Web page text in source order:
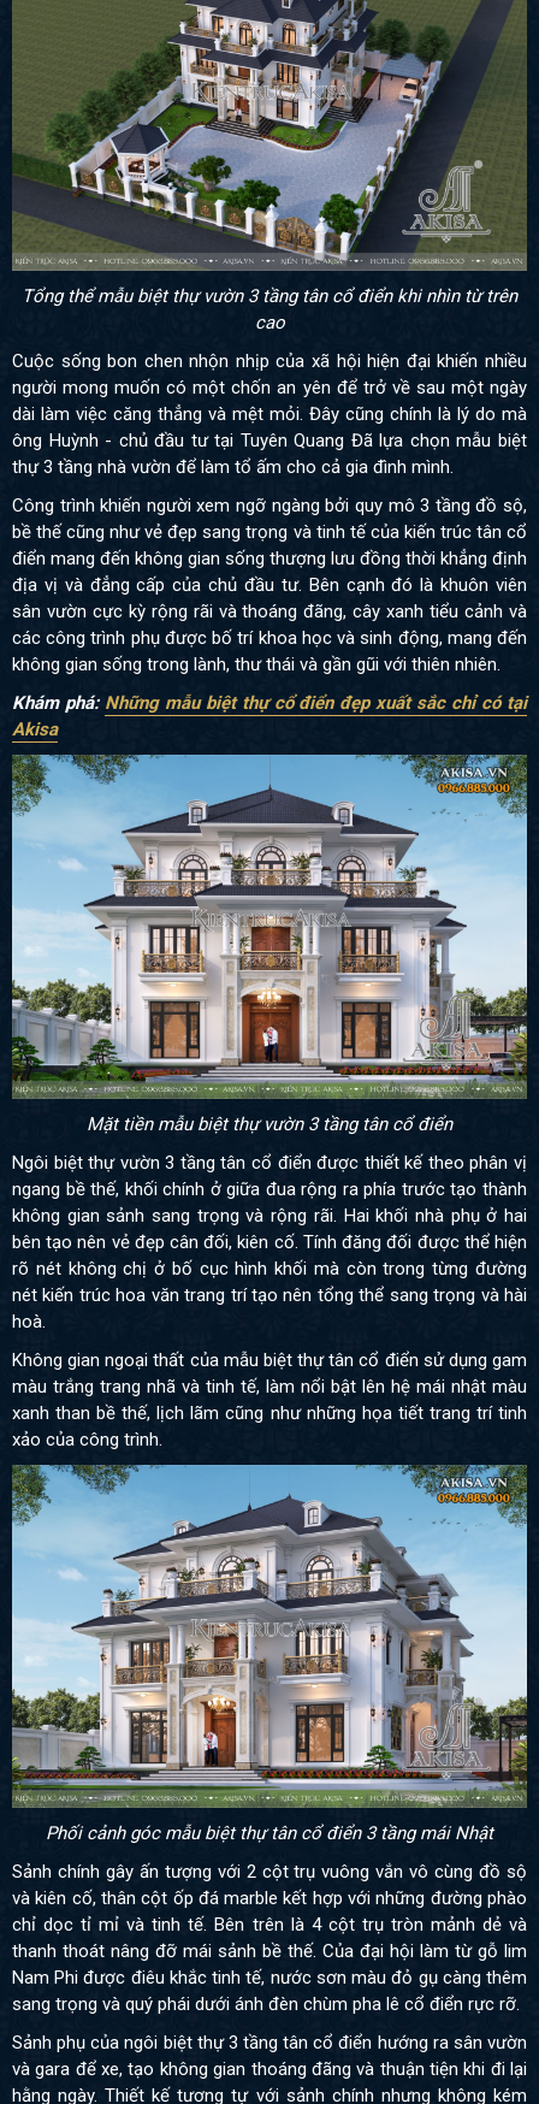
Tổng thể mẫu biệt thự vườn 3 tầng tân cổ điển khi nhìn từ trên
cao
Cuộc sống bon chen nhộn nhịp của xã hội hiện đại khiến nhiều
người mong muốn có một chốn an yên để trở về sau một ngày
dài làm việc căng thẳng và mệt mỏi. Đây cũng chính là lý do mà
ông Huỳnh - chủ đầu tư tại Tuyên Quang Đã lựa chọn mẫu biệt
thự 3 tầng nhà vườn để làm tổ ấm cho cả gia đình mình.
Công trình khiến người xem ngỡ ngàng bởi quy mô 3 tầng đồ sộ,
bề thế cũng như vẻ đẹp sang trọng và tinh tế của kiến trúc tân cổ
điển mang đến không gian sống thượng lưu đồng thời khẳng định
địa vị và đẳng cấp của chủ đầu tư. Bên cạnh đó là khuôn viên
sân vườn cực kỳ rộng rãi và thoáng đãng, cây xanh tiểu cảnh và
các công trình phụ được bố trí khoa học và sinh động, mang đến
không gian sống trong lành, thư thái và gần gũi với thiên nhiên.
Khám phá: Những mẫu biệt thự cổ điển đẹp xuất sắc chỉ có tại
Akisa
Mặt tiền mẫu biệt thự vườn 3 tầng tân cổ điển
Ngôi biệt thự vườn 3 tầng tân cổ điển được thiết kế theo phân vị
ngang bề thế, khối chính ở giữa đua rộng ra phía trước tạo thành
không gian sảnh sang trọng và rộng rãi. Hai khối nhà phụ ở hai
bên tạo nên vẻ đẹp cân đối, kiên cố. Tính đăng đối được thể hiện
rõ nét không chị ở bố cục hình khối mà còn trong từng đường
nét kiến trúc hoa văn trang trí tạo nên tổng thể sang trọng và hài
hoà.
Không gian ngoại thất của mẫu biệt thự tân cổ điển sử dụng gam
màu trắng trang nhã và tinh tế, làm nổi bật lên hệ mái nhật màu
xanh than bề thế, lịch lãm cũng như những họa tiết trang trí tinh
xảo của công trình.
Phối cảnh góc mẫu biệt thự tân cổ điển 3 tầng mái Nhật
Sảnh chính gây ấn tượng với 2 cột trụ vuông vắn vô cùng đồ sộ
và kiên cố, thân cột ốp đá marble kết hợp với những đường phào
chỉ dọc tỉ mỉ và tinh tế. Bên trên là 4 cột trụ tròn mảnh dẻ và
thanh thoát nâng đỡ mái sảnh bề thế. Của đại hội làm từ gỗ lim
Nam Phi được điêu khắc tinh tế, nước sơn màu đỏ gụ càng thêm
sang trọng và quý phái dưới ánh đèn chùm pha lê cổ điển rực rỡ.
Sảnh phụ của ngôi biệt thự 3 tầng tân cổ điển hướng ra sân vườn
và gara để xe, tạo không gian thoáng đãng và thuận tiện khi đi lại
hằng ngày. Thiết kế tương tự với sảnh chính nhưng không kém